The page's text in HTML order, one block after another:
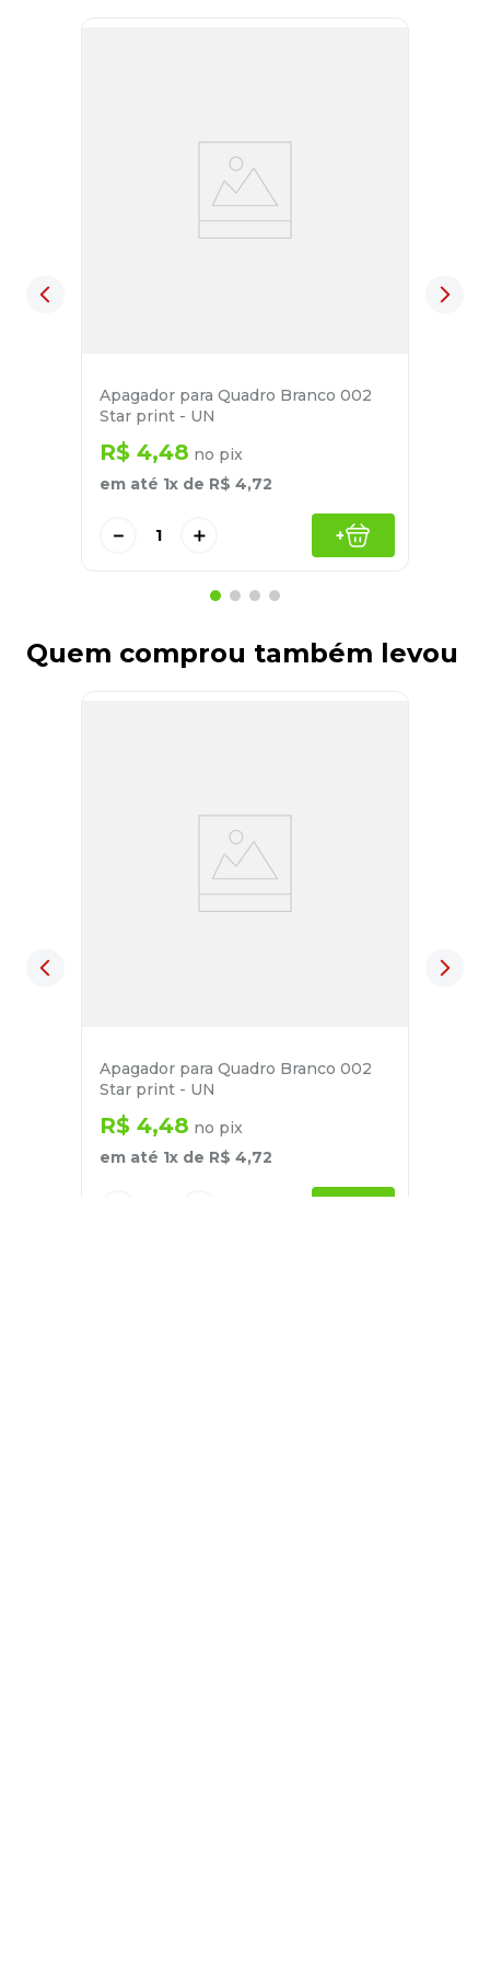
Apagador para Quadro Branco 002
Star print - UN
R$ 4,48 no pix
em até 1x de R$ 4,72
＋
－ +
Quem comprou também levou
Apagador para Quadro Branco 002
Star print - UN
R$ 4,48 no pix
em até 1x de R$ 4,72